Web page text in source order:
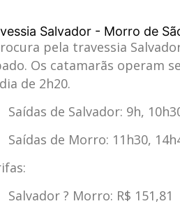
Salvador - Morro de
pela travessia
Os catamarãs operam
de 2h20.
Saídas de Salvador: 9h,
Saídas de Morro: 11h30,
Salvador ? Morro: R$ 151,81